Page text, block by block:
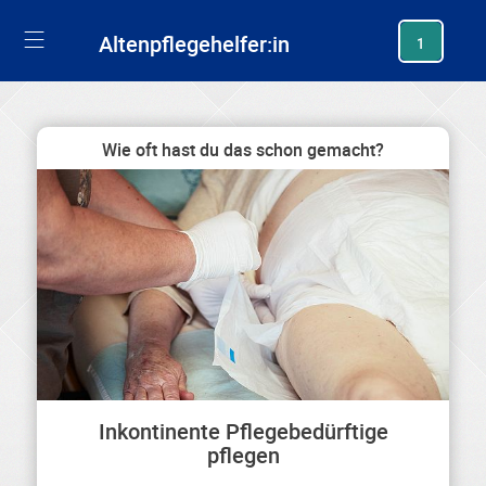
Altenpflegehelfer:in 1
Wie oft hast du das schon gemacht?
Inkontinente Pflegebedürftige
pflegen